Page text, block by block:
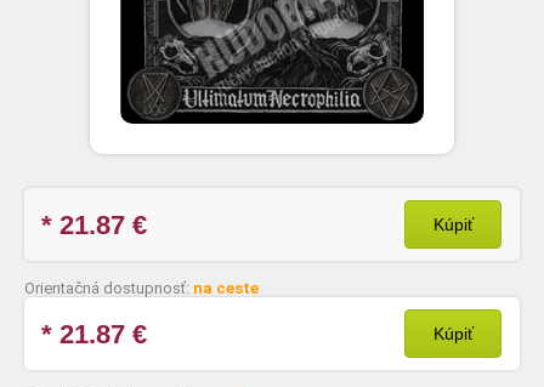
* 21.87 € Kúpiť
Orientačná dostupnosť: na ceste
* 21.87 € Kúpiť